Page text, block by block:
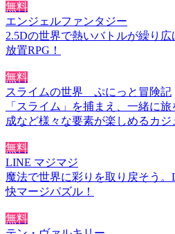
無料
エンジェルファンタジー
2.5Dの世界で熱いバトルが繰り
放置RPG！
無料
スライムの世界 ぷにっと冒険記
「スライム」を捕まえ、一緒に
成など様々な要素が楽しめるカジ
無料
LINE マジマジ
魔法で世界に彩りを取り戻そう
快マージパズル！
無料